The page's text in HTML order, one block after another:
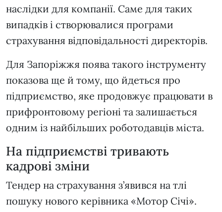
наслідки для компанії. Саме для таких
випадків і створювалися програми
страхування відповідальності директорів.
Для Запоріжжя поява такого інструменту
показова ще й тому, що йдеться про
підприємство, яке продовжує працювати в
прифронтовому регіоні та залишається
одним із найбільших роботодавців міста.
На підприємстві тривають
кадрові зміни
Тендер на страхування з’явився на тлі
пошуку нового керівника «Мотор Січі».